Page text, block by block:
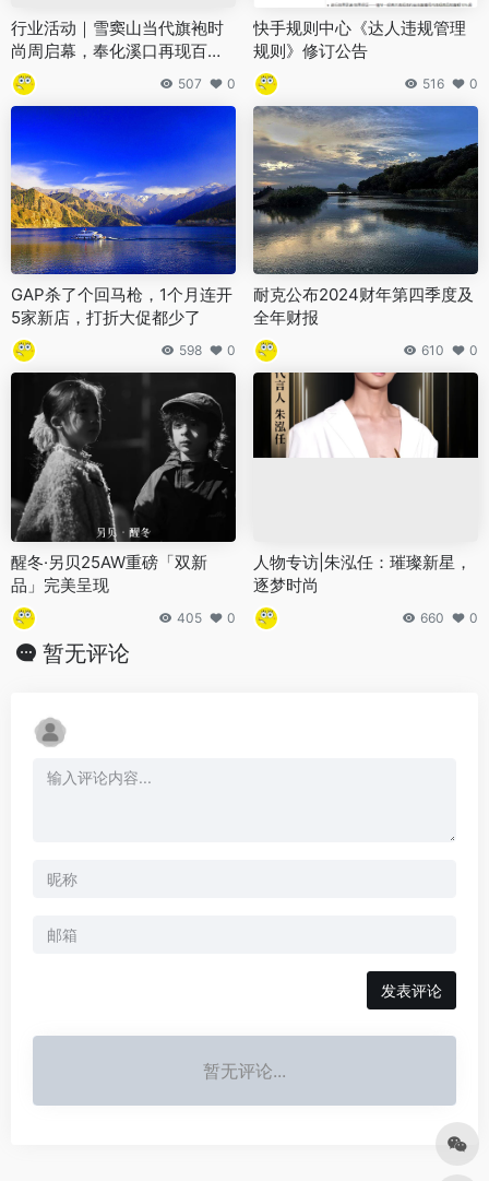
行业活动｜雪窦山当代旗袍时
尚周启幕，奉化溪口再现百年
红帮风华
507 0
快手规则中心《达人违规管理
规则》修订公告
516 0
GAP杀了个回马枪，1个月连开
5家新店，打折大促都少了
598 0
耐克公布2024财年第四季度及
全年财报
610 0
醒冬·另贝25AW重磅「双新
品」完美呈现
405 0
人物专访|朱泓任：璀璨新星，
逐梦时尚
660 0
暂无评论
发表评论
暂无评论...